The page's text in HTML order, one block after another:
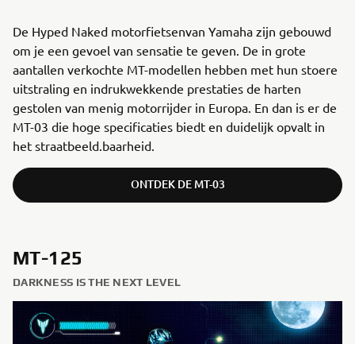
De Hyped Naked motorfietsenvan Yamaha zijn gebouwd
om je een gevoel van sensatie te geven. De in grote
aantallen verkochte MT-modellen hebben met hun stoere
uitstraling en indrukwekkende prestaties de harten
gestolen van menig motorrijder in Europa. En dan is er de
MT-03 die hoge specificaties biedt en duidelijk opvalt in
het straatbeeld.baarheid.
ONTDEK DE MT-03
MT-125
DARKNESS IS THE NEXT LEVEL